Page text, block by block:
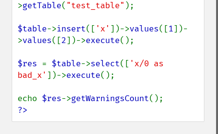
>getTable( "test_table" );
$table->insert([ 'x' ])->values([1])-
>values([2])->execute();
$res = $table->select([ 'x/0 as
bad_x' ])->execute();
echo $res->getWarningsCount
?>